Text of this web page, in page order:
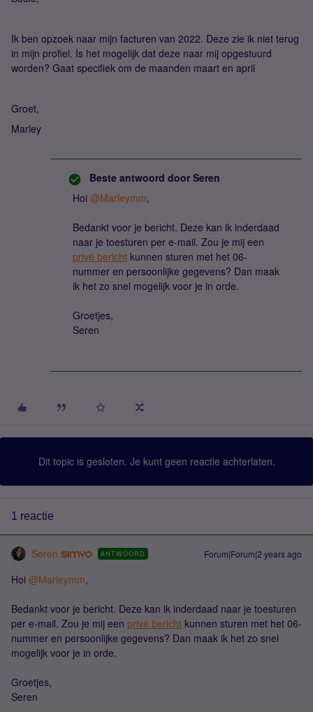
Ik ben opzoek naar mijn facturen van 2022. Deze zie ik niet terug
in mijn profiel. Is het mogelijk dat deze naar mij opgestuurd
worden? Gaat specifiek om de maanden maart en april
Groet,
Marley
Beste antwoord door Seren
Hoi @Marleymm,
Bedankt voor je bericht. Deze kan ik inderdaad
naar je toesturen per e-mail. Zou je mij een
privé bericht kunnen sturen met het 06-
nummer en persoonlijke gegevens? Dan maak
ik het zo snel mogelijk voor je in orde.
Groetjes,
Seren
Dit topic is gesloten. Je kunt geen reactie achterlaten.
1 reactie
Seren ANTWOORD Forum|Forum|2 years ago
Hoi @Marleymm,
Bedankt voor je bericht. Deze kan ik inderdaad naar je toesturen
per e-mail. Zou je mij een privé bericht kunnen sturen met het 06-
nummer en persoonlijke gegevens? Dan maak ik het zo snel
mogelijk voor je in orde.
Groetjes,
Seren